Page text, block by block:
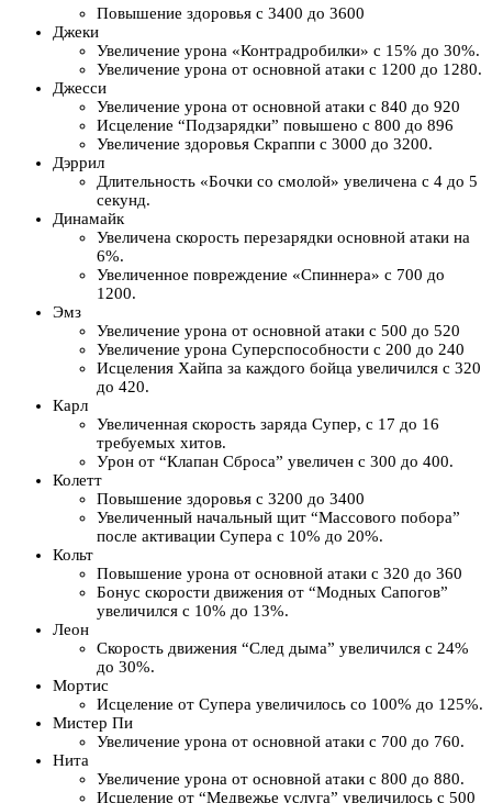
Повышение здоровья с 3400 до 3600
Джеки
Увеличение урона «Контрадробилки» с 15% до 30%.
Увеличение урона от основной атаки с 1200 до 1280.
Джесси
Увеличение урона от основной атаки с 840 до 920
Исцеление “Подзарядки” повышено с 800 до 896
Увеличение здоровья Скраппи с 3000 до 3200.
Дэррил
Длительность «Бочки со смолой» увеличена с 4 до 5
секунд.
Динамайк
Увеличена скорость перезарядки основной атаки на
6%.
Увеличенное повреждение «Спиннера» с 700 до
1200.
Эмз
Увеличение урона от основной атаки с 500 до 520
Увеличение урона Суперспособности с 200 до 240
Исцеления Хайпа за каждого бойца увеличился с 320
до 420.
Карл
Увеличенная скорость заряда Супер, с 17 до 16
требуемых хитов.
Урон от “Клапан Сброса” увеличен с 300 до 400.
Колетт
Повышение здоровья с 3200 до 3400
Увеличенный начальный щит “Массового побора”
после активации Супера с 10% до 20%.
Кольт
Повышение урона от основной атаки с 320 до 360
Бонус скорости движения от “Модных Сапогов”
увеличился с 10% до 13%.
Леон
Скорость движения “След дыма” увеличился с 24%
до 30%.
Мортис
Исцеление от Супера увеличилось со 100% до 125%.
Мистер Пи
Увеличение урона от основной атаки с 700 до 760.
Нита
Увеличение урона от основной атаки с 800 до 880.
Исцеление от “Медвежье услуга” увеличилось с 500